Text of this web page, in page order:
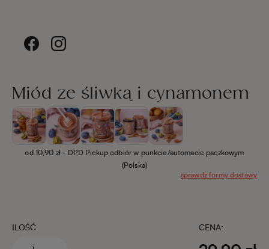
Miód ze śliwką i cynamonem
od 10,90 zł - DPD Pickup odbiór w punkcie/automacie paczkowym
(Polska)
sprawdź formy dostawy
CENA:
ILOŚĆ